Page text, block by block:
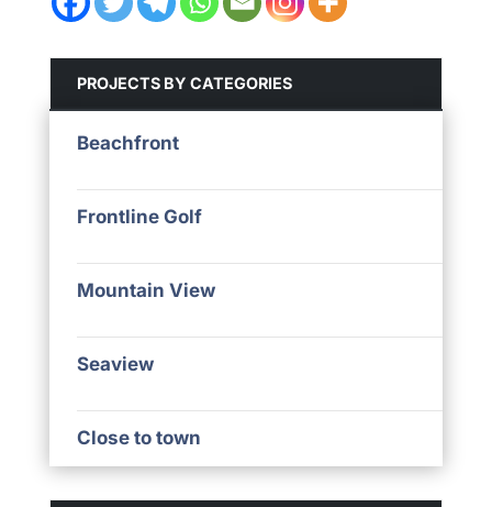
PROJECTS BY CATEGORIES
Beachfront
Frontline Golf
Mountain View
Seaview
Close to town